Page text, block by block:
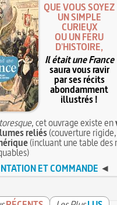
QUE VOUS SOYEZ
UN SIMPLE
CURIEUX
OU UN FÉRU
D'HISTOIRE,
Il était une France
saura vous ravir
par ses récits
abondamment
illustrés !
, cet ouvrage existe en
reliés(couverture
(incluant une table des
ET COMMANDE ◄